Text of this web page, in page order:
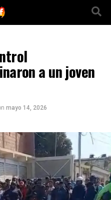
a un joven
mayo 14, 2026